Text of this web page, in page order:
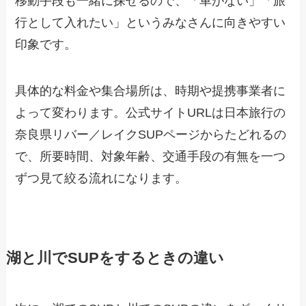
行として入れたい」というみなさんに向きやすい
印象です。
具体的な料金や集合場所は、時期や提携事業者に
よって変わります。公式サイトURLは日本旅行の
奈良県リバー／レイクSUPページからたどれるの
で、所要時間、対象年齢、交通手段の有無を一つ
ずつ見て絞る流れになります。
湖と川でSUPをするときの違い